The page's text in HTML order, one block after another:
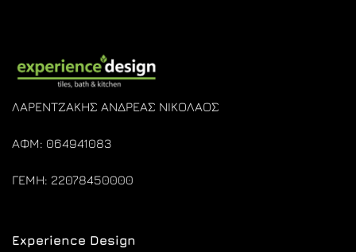
ΛΑΡΕΝΤΖΑΚΗΣ ΑΝΔΡΕΑΣ ΝΙΚΟΛΑΟΣ
ΑΦΜ: 064941083
ΓΕΜΗ: 22078450000
Experience Design